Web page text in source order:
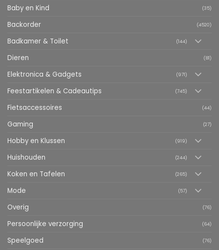
Baby en Kind (35)
Backorder (4520)
Badkamer & Toilet (144)
Dieren (81)
Elektronica & Gadgets (971)
Feestartikelen & Cadeautips (745)
Fietsaccessoires (44)
Gaming (27)
Hobby en Klussen (919)
Huishouden (244)
Koken en Tafelen (265)
Mode (57)
Overig (76)
Persoonlijke verzorging (64)
Speelgoed (76)